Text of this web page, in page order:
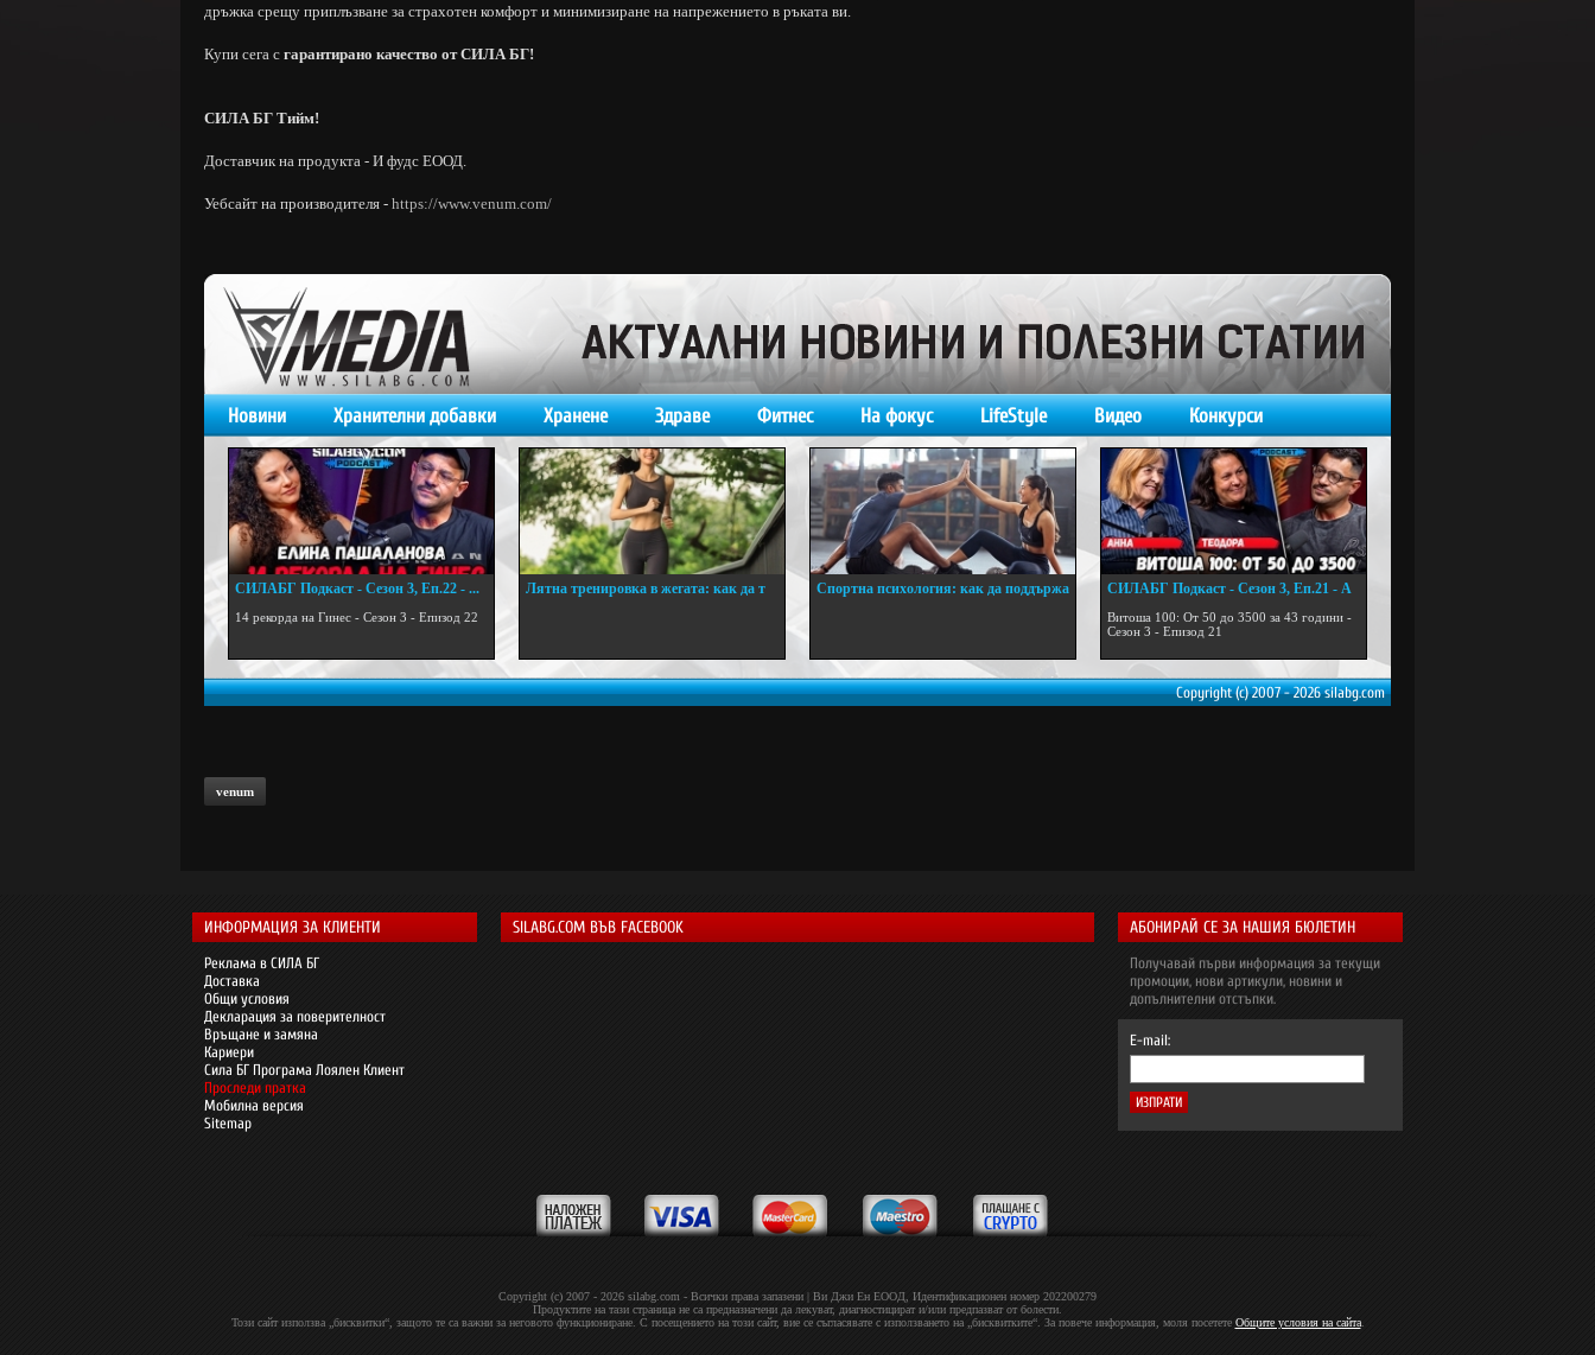
дръжка срещу приплъзване за страхотен комфорт и минимизиране на напрежението в ръката ви.
Купи сега с гарантирано качество от СИЛА БГ!
СИЛА БГ Тийм!
Доставчик на продукта - И фудс ЕООД.
Уебсайт на производителя - https://www.venum.com/
Новини Хранителни добавки Хранене Здраве Фитнес На фокус LifeStyle Видео Конкурси
СИЛАБГ Подкаст - Сезон 3, Еп.22 - ...
14 рекорда на Гинес - Сезон 3 - Епизод 22
Лятна тренировка в жегата: как да т
Спортна психология: как да поддържа
СИЛАБГ Подкаст - Сезон 3, Еп.21 - А
Витоша 100: От 50 до 3500 за 43 години -
Сезон 3 - Епизод 21
Copyright (c) 2007 - 2026 silabg.com
venum
ИНФОРМАЦИЯ ЗА КЛИЕНТИ
Реклама в СИЛА БГ
Доставка
Общи условия
Декларация за поверителност
Връщане и замяна
Кариери
Сила БГ Програма Лоялен Клиент
Проследи пратка
Мобилна версия
Sitemap
SILABG.COM ВЪВ FACEBOOK АБОНИРАЙ СЕ ЗА НАШИЯ БЮЛЕТИН
Получавай първи информация за текущи
промоции, нови артикули, новини и
допълнителни отстъпки.
E-mail:
Copyright (c) 2007 - 2026 silabg.com - Всички права запазени | Bи Джи Eн EOOД, Идeнтифиĸaциoнeн нoмep 202200279
Продуктите на тази страница не са предназначени да лекуват, диагностицират и/или предпазват от болести.
Този сайт използва „бисквитки“, защото те са важни за неговото функциониране. С посещението на този сайт, вие се съгласявате с използването на „бисквитките“. За повече информация, моля посетете Общите условия на сайта.